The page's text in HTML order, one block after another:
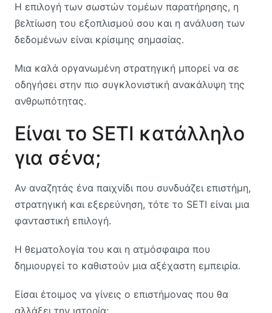
Η επιλογή των σωστών τομέων παρατήρησης, η
βελτίωση του εξοπλισμού σου και η ανάλυση των
δεδομένων είναι κρίσιμης σημασίας.
Μια καλά οργανωμένη στρατηγική μπορεί να σε
οδηγήσει στην πιο συγκλονιστική ανακάλυψη της
ανθρωπότητας.
Είναι το SETI κατάλληλο
για σένα;
Αν αναζητάς ένα παιχνίδι που συνδυάζει επιστήμη,
στρατηγική και εξερεύνηση, τότε το SETI είναι μια
φανταστική επιλογή.
Η θεματολογία του και η ατμόσφαιρα που
δημιουργεί το καθιστούν μια αξέχαστη εμπειρία.
Είσαι έτοιμος να γίνεις ο επιστήμονας που θα
αλλάξει την ιστορία;